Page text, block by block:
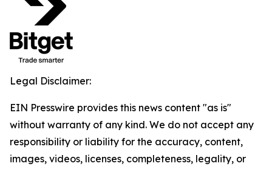
Legal Disclaimer:
EIN Presswire provides this news content "as is"
without warranty of any kind. We do not accept any
responsibility or liability for the accuracy, content,
images, videos, licenses, completeness, legality, or